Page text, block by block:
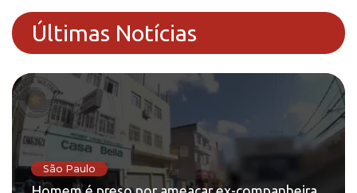
Últimas Notícias
São Paulo